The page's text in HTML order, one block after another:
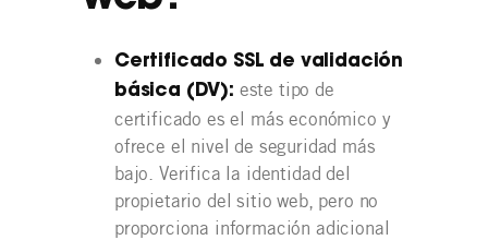
Certificado SSL de validación
básica (DV): este tipo de
certificado es el más económico y
ofrece el nivel de seguridad más
bajo. Verifica la identidad del
propietario del sitio web, pero no
proporciona información adicional